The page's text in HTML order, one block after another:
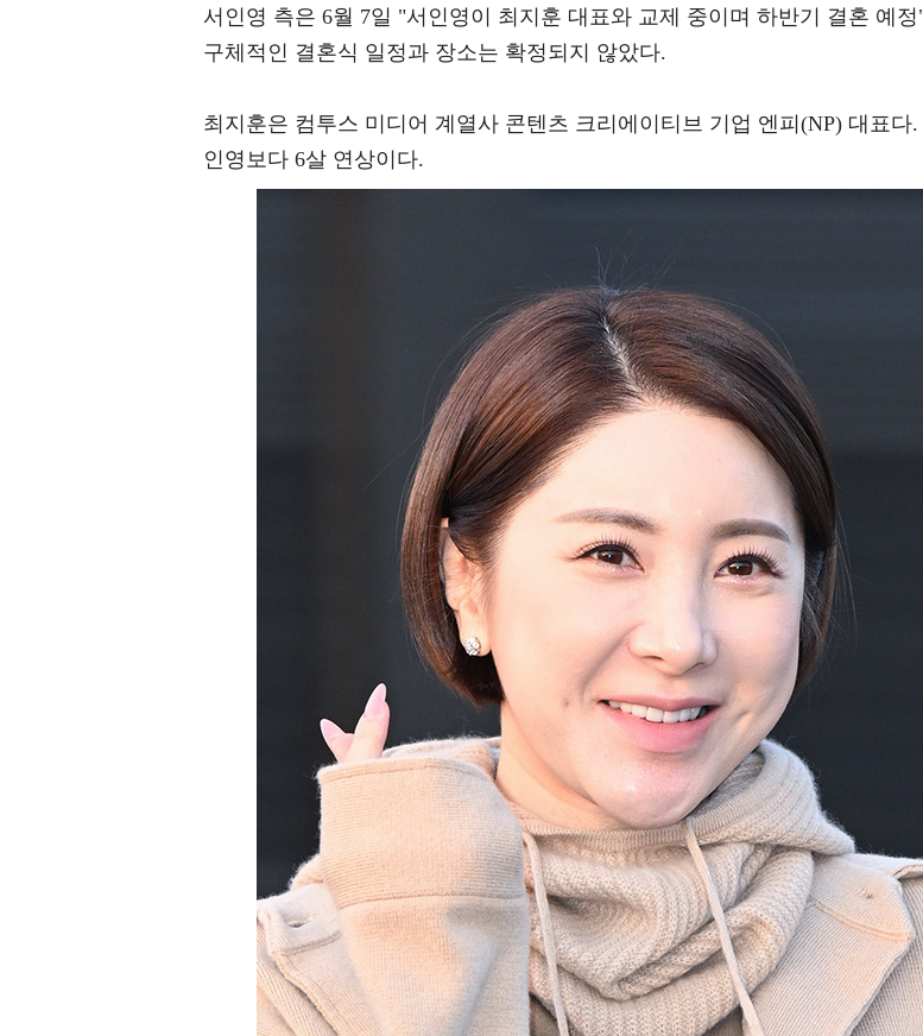
서인영 측은 6월 7일 "서인영이 최지훈 대표와 교제 중이며 하반기 결혼 예
구체적인 결혼식 일정과 장소는 확정되지 않았다.
최지훈은 컴투스 미디어 계열사 콘텐츠 크리에이티브 기업 엔피(NP) 대표다.
인영보다 6살 연상이다.